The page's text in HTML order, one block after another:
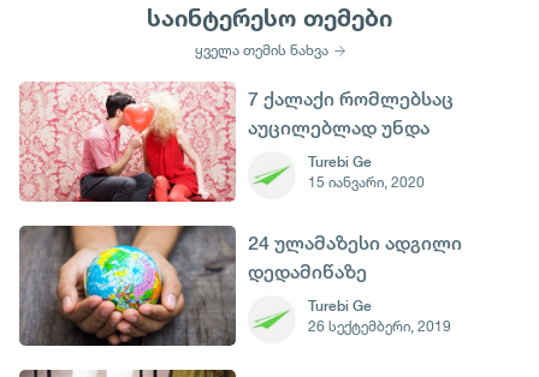
საინტერესო თემები
ყველა თემის ნახვა
7 ქალაქი რომლებსაც
აუცილებლად უნდა
ეწვიოთ წმ. ვალენტინის
დღეს
Turebi Ge
15 იანვარი, 2020
24 ულამაზესი ადგილი
დედამიწაზე
Turebi Ge
26 სექტემბერი, 2019